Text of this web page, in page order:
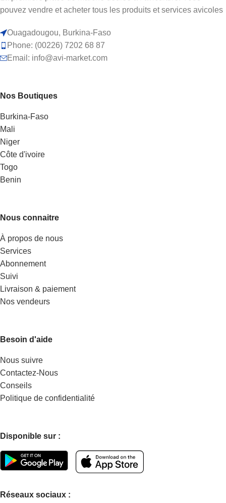
pouvez vendre et acheter tous les produits et services avicoles
Ouagadougou, Burkina-Faso
Phone: (00226) 7202 68 87
Email: info@avi-market.com
Nos Boutiques
Burkina-Faso
Mali
Niger
Côte d'ivoire
Togo
Benin
Nous connaitre
À propos de nous
Services
Abonnement
Suivi
Livraison & paiement
Nos vendeurs
Besoin d'aide
Nous suivre
Contactez-Nous
Conseils
Politique de confidentialité
Disponible sur :
Réseaux sociaux :